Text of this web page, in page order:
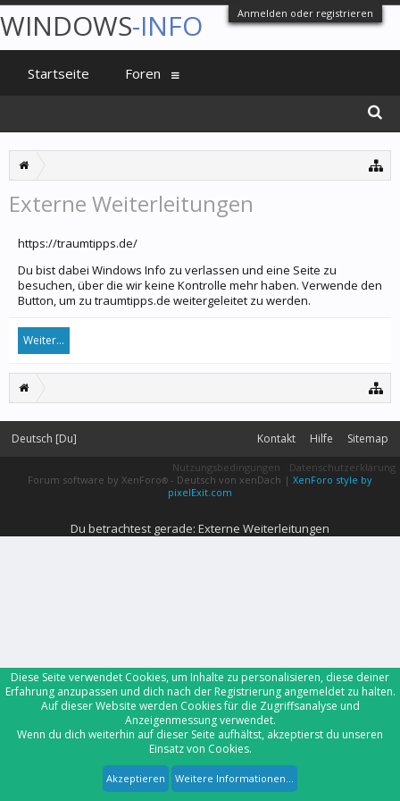
Anmelden oder registrieren
Externe Weiterleitungen
https://traumtipps.de/
Du bist dabei Windows Info zu verlassen und eine Seite zu
besuchen, über die wir keine Kontrolle mehr haben. Verwende den
Button, um zu traumtipps.de weitergeleitet zu werden.
Weiter...
WINDOWS-INFO
Startseite Foren
Deutsch [Du] Kontakt Hilfe Sitemap
Nutzungsbedingungen
Datenschutzerklärung
Forum software by XenForo® - Deutsch von xenDach | XenForo style by
pixelExit.com
Du betrachtest gerade: Externe Weiterleitungen
Diese Seite verwendet Cookies, um Inhalte zu personalisieren, diese deiner
Erfahrung anzupassen und dich nach der Registrierung angemeldet zu halten.
Auf dieser Website werden Cookies für die Zugriffsanalyse und
Anzeigenmessung verwendet.
Wenn du dich weiterhin auf dieser Seite aufhältst, akzeptierst du unseren
Einsatz von Cookies.
Akzeptieren Weitere Informationen...